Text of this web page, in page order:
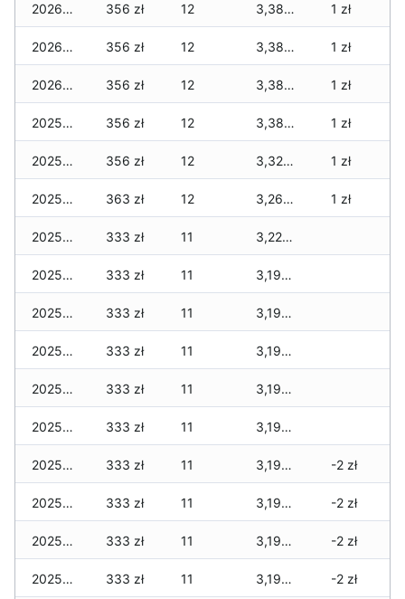
2026-01-03 356 zł 12 3,389 zł 1 zł
2026-01-02 356 zł 12 3,389 zł 1 zł
2026-01-01 356 zł 12 3,389 zł 1 zł
2025-12-31 356 zł 12 3,389 zł 1 zł
2025-12-30 356 zł 12 3,329 zł 1 zł
2025-12-29 363 zł 12 3,269 zł 1 zł
2025-12-28 333 zł 11 3,226 zł
2025-12-27 333 zł 11 3,196 zł
2025-12-26 333 zł 11 3,196 zł
2025-12-25 333 zł 11 3,196 zł
2025-12-24 333 zł 11 3,196 zł
2025-12-23 333 zł 11 3,196 zł
2025-12-22 333 zł 11 3,196 zł -2 zł
2025-12-21 333 zł 11 3,196 zł -2 zł
2025-12-20 333 zł 11 3,196 zł -2 zł
2025-12-19 333 zł 11 3,196 zł -2 zł